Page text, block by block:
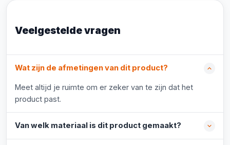
Veelgestelde vragen
Wat zijn de afmetingen van dit product?
Meet altijd je ruimte om er zeker van te zijn dat het
product past.
Van welk materiaal is dit product gemaakt?